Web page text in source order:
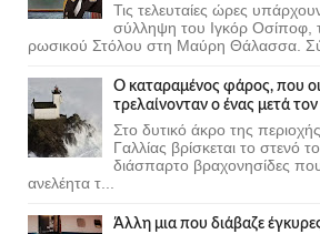
Τις τελευταίες ώρες
σύλληψη του Ιγκόρ Οσίποφ,
ρωσικού Στόλου στη Μαύρη Θάλασσα.
Ο καταραμένος φάρος, που
τρελαίνονταν ο ένας μετά
Στο δυτικό άκρο της
Γαλλίας βρίσκεται το στενό
διάσπαρτο βραχονησίδες
ανελέητα τ...
Άλλη μια που διάβαζε